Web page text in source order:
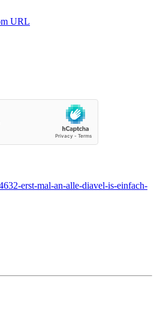
URL
erst-mal-an-alle-diavel-is-einfach-